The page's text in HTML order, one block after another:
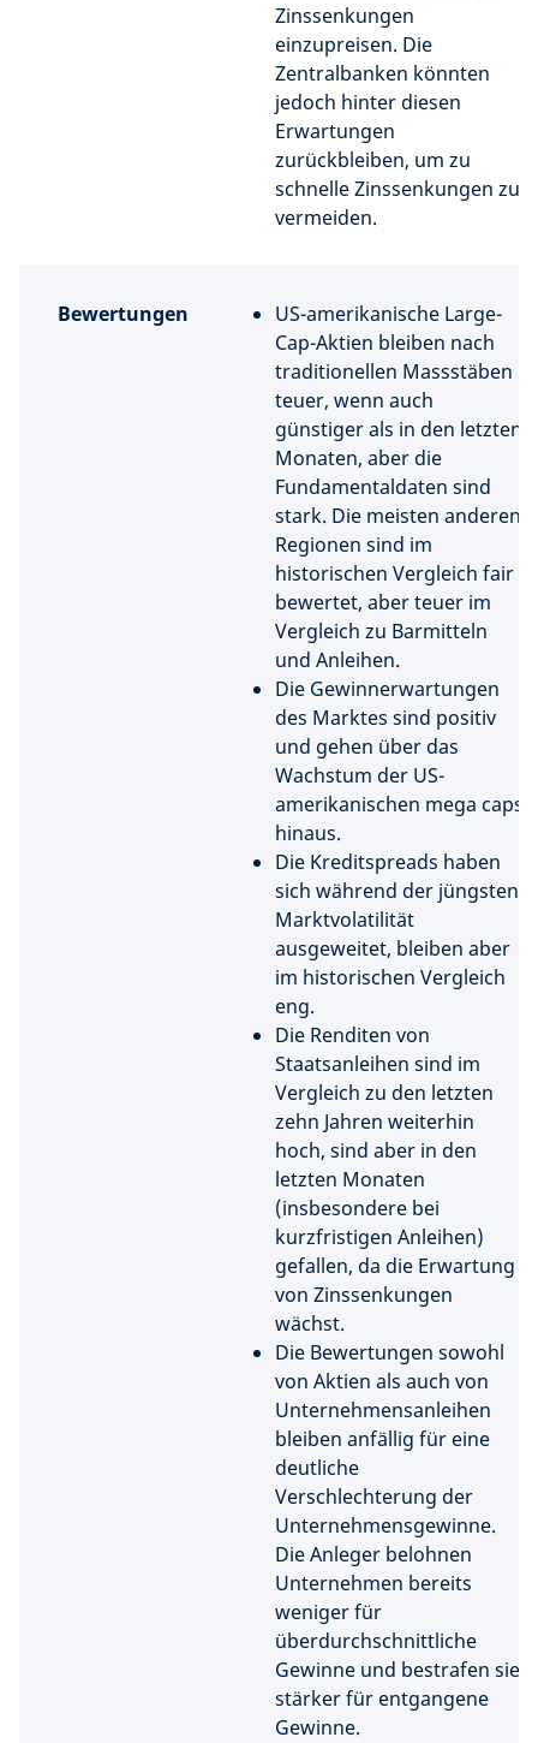
Zinssenkungen
einzupreisen. Die
Zentralbanken könnten
jedoch hinter diesen
Erwartungen
zurückbleiben, um zu
schnelle Zinssenkungen zu
vermeiden.
Bewertungen
US-amerikanische Large-
Cap-Aktien bleiben nach
traditionellen Massstäben
teuer, wenn auch
günstiger als in den letzten
Monaten, aber die
Fundamentaldaten sind
stark. Die meisten anderen
Regionen sind im
historischen Vergleich fair
bewertet, aber teuer im
Vergleich zu Barmitteln
und Anleihen.
Die Gewinnerwartungen
des Marktes sind positiv
und gehen über das
Wachstum der US-
amerikanischen mega caps
hinaus.
Die Kreditspreads haben
sich während der jüngsten
Marktvolatilität
ausgeweitet, bleiben aber
im historischen Vergleich
eng.
Die Renditen von
Staatsanleihen sind im
Vergleich zu den letzten
zehn Jahren weiterhin
hoch, sind aber in den
letzten Monaten
(insbesondere bei
kurzfristigen Anleihen)
gefallen, da die Erwartung
von Zinssenkungen
wächst.
Die Bewertungen sowohl
von Aktien als auch von
Unternehmensanleihen
bleiben anfällig für eine
deutliche
Verschlechterung der
Unternehmensgewinne.
Die Anleger belohnen
Unternehmen bereits
weniger für
überdurchschnittliche
Gewinne und bestrafen sie
stärker für entgangene
Gewinne.